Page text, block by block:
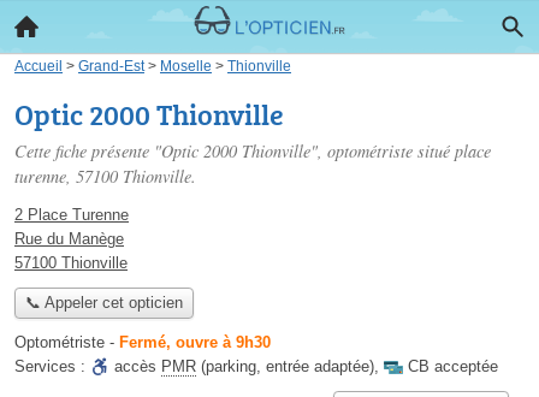
Accueil > Grand-Est> Moselle > Thionville
Optic 2000 Thionville
Cette fiche présente "Optic 2000 Thionville", optométriste situé place
turenne, 57100 Thionville.
2 Place Turenne
Rue du Manège
57100 Thionville
📞 Appeler cet opticien
Optométriste - Fermé, ouvre à 9h30
Services :
accès PMR (parking, entrée adaptée), CB acceptée